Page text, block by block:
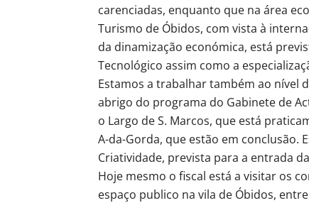
carenciadas, enquanto que na área
Turismo de Óbidos, com vista à
da dinamização económica, está
Tecnológico assim como a
Estamos a trabalhar também ao nível
abrigo do programa do Gabinete de
o Largo de S. Marcos, que está
A-da-Gorda, que estão em conclusão.
Criatividade, prevista para a entrada
Hoje mesmo o fiscal está a visitar os
espaço publico na vila de Óbidos,